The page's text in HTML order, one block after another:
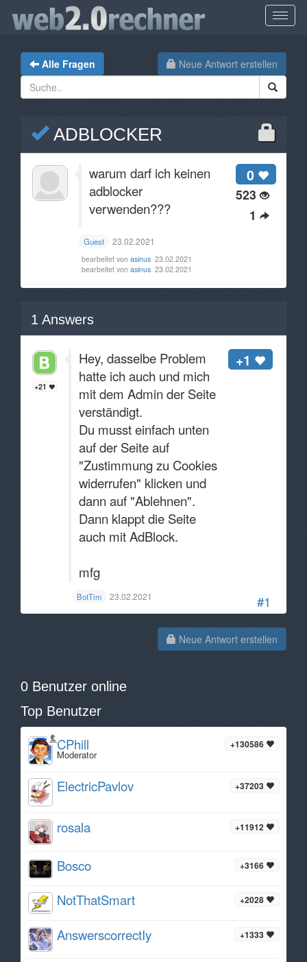
Neue Antwort erstellen
Alle Fragen
ADBLOCKER
0
523
1
warum darf ich keinen
adblocker
verwenden???
Guest 23.02.2021
bearbeitet von asinus 23.02.2021
bearbeitet von asinus 23.02.2021
1 Answers
#1
+21
+1
Hey, dasselbe Problem
hatte ich auch und mich
mit dem Admin der Seite
verständigt.
Du musst einfach unten
auf der Seite auf
"Zustimmung zu Cookies
widerrufen" klicken und
dann auf "Ablehnen".
Dann klappt die Seite
auch mit AdBlock.
mfg
BotTim 23.02.2021
Neue Antwort erstellen
0 Benutzer online
Top Benutzer
+130586
CPhill
Moderator
+37203
ElectricPavlov
+11912
rosala
+3166
Bosco
+2028
NotThatSmart
+1333
AnswerscorrectIy